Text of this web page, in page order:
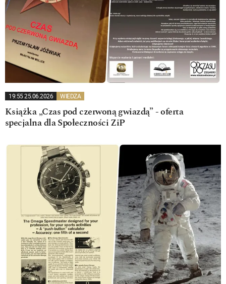
19:55 25.06.2026 WIEDZA
Książka „Czas pod czerwoną gwiazdą” - oferta
specjalna dla Społeczności ZiP